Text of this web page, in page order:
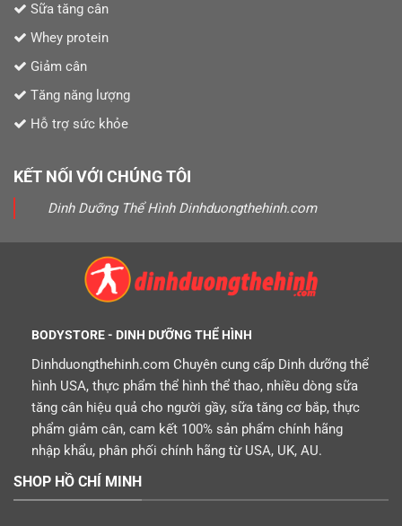
Sữa tăng cân
Whey protein
Giảm cân
Tăng năng lượng
Hỗ trợ sức khỏe
KẾT NỐI VỚI CHÚNG TÔI
Dinh Dưỡng Thể Hình Dinhduongthehinh.com
BODYSTORE - DINH DƯỠNG THỂ HÌNH
Dinhduongthehinh.com Chuyên cung cấp Dinh dưỡng thể
hình USA, thực phẩm thể hình thể thao, nhiều dòng sữa
tăng cân hiệu quả cho người gầy, sữa tăng cơ bắp, thực
phẩm giảm cân, cam kết 100% sản phẩm chính hãng
nhập khẩu, phân phối chính hãng từ USA, UK, AU.
SHOP HỒ CHÍ MINH